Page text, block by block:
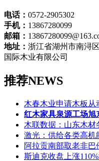
电话： 0572-2905302
手机： 13867280099
邮箱：
地址： 浙江省湖州市南浔
国际木业有限公司
推荐NEWS
木春木业申请木板
红木家具泉源工场旭
木联数据：山东木材
激光：供给各类高机
阿拉贡南部取老非巴
斯迪克收盘上涨